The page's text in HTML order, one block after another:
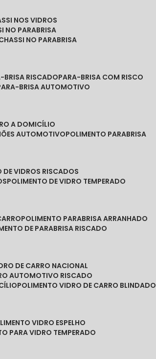
NOS VIDROS
NO PARABRISA
NO PARABRISA
BRISA RISCADO PARA-BRISA COM RISCO
PARA-BRISA AUTOMOTIVO
A DOMICÍLIO
AUTOMOTIVO POLIMENTO PARABRISA
DE VIDROS RISCADOS
POLIMENTO DE VIDRO TEMPERADO
POLIMENTO PARABRISA ARRANHADO
DE PARABRISA RISCADO
DE CARRO NACIONAL
AUTOMOTIVO RISCADO
POLIMENTO VIDRO DE CARRO BLINDADO
VIDRO ESPELHO
PARA VIDRO TEMPERADO